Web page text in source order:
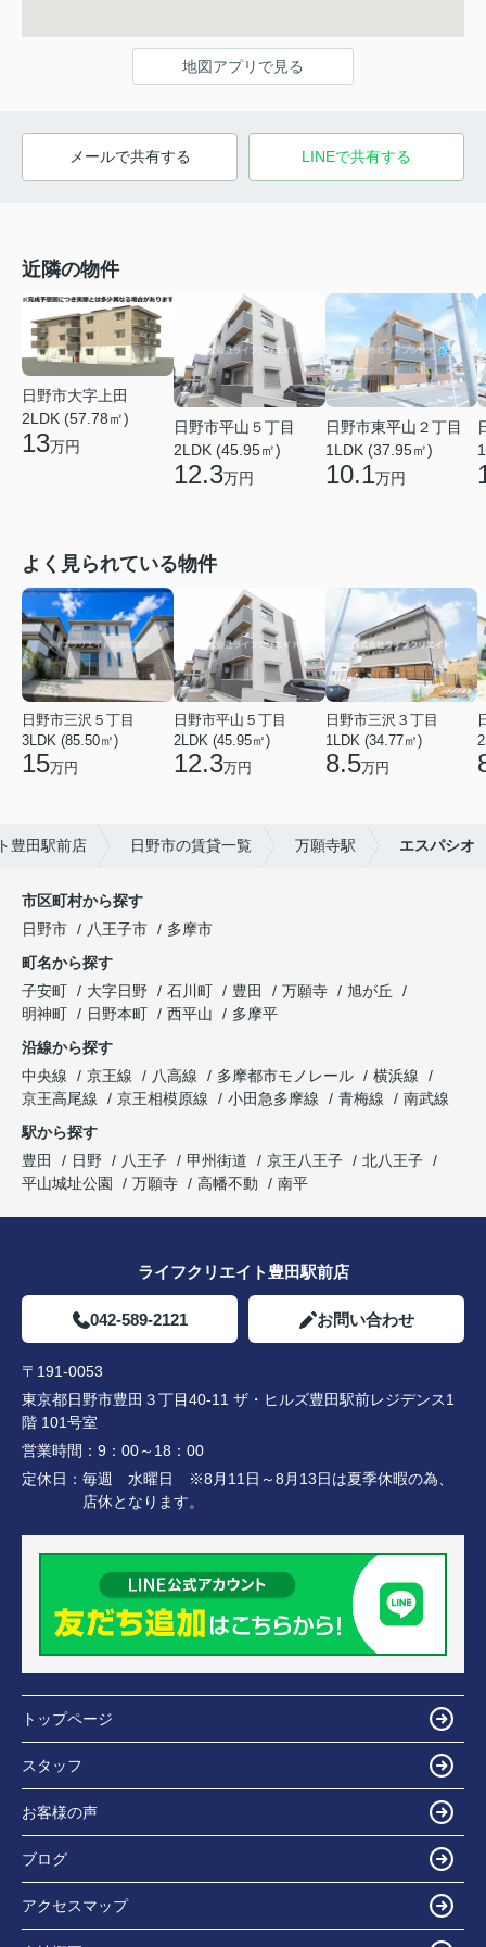
地図アプリで見る
メールで共有する LINEで共有する
近隣の物件
日野市大字上田
2LDK (57.78㎡)
13万円
日野市平山５丁目
2LDK (45.95㎡)
12.3万円
日野市東平山２丁目
1LDK (37.95㎡)
10.1万円
よく見られている物件
日野市三沢５丁目
3LDK (85.50㎡)
15万円
日野市平山５丁目
2LDK (45.95㎡)
12.3万円
日野市三沢３丁目
1LDK (34.77㎡)
8.5万円
豊田駅前店 日野市の賃貸一覧 万願寺駅 エスパシオ
市区町村から探す
日野市
八王子市
多摩市
町名から探す
子安町
大字日野 石川町 豊田 万願寺
旭が丘
明神町
日野本町 西平山
多摩平
沿線から探す
中央線
京王線 八高線 多摩都市モノレール
横浜線
京王高尾線
京王相模原線 小田急多摩線 青梅線
南武線
駅から探す
豊田
日野 八王子 甲州街道 京王八王子
北八王子
平山城址公園
万願寺 高幡不動 南平
ライフクリエイト豊田駅前店
042-589-2121 お問い合わせ
〒191-0053
東京都日野市豊田３丁目40-11 ザ・ヒルズ豊田駅前レジデンス1
階 101号室
営業時間： 9：00～18：00
定休日： 毎週 水曜日 ※8月11日～8月13日は夏季休暇の為、
店休となります。
トップページ
スタッフ
お客様の声
ブログ
アクセスマップ